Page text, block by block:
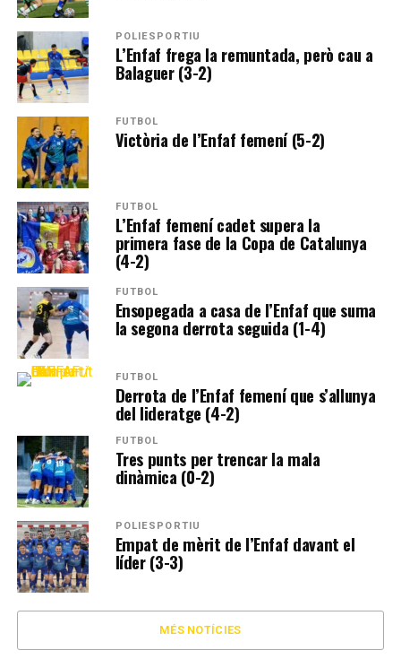
POLIESPORTIU
L’Enfaf frega la remuntada, però cau a
Balaguer (3-2)
FUTBOL
Victòria de l’Enfaf femení (5-2)
FUTBOL
L’Enfaf femení cadet supera la
primera fase de la Copa de Catalunya
(4-2)
FUTBOL
Ensopegada a casa de l’Enfaf que suma
la segona derrota seguida (1-4)
FUTBOL
Derrota de l’Enfaf femení que s’allunya
del lideratge (4-2)
FUTBOL
Tres punts per trencar la mala
dinàmica (0-2)
POLIESPORTIU
Empat de mèrit de l’Enfaf davant el
líder (3-3)
MÉS NOTÍCIES